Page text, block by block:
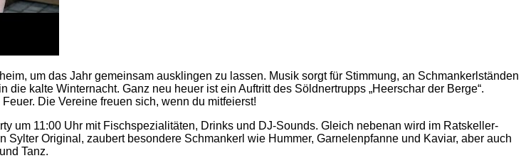
um das Jahr gemeinsam ausklingen zu lassen. Musik sorgt für Stimmung, an Schmankerlständen
kalte Winternacht. Ganz neu heuer ist ein Auftritt des Söldnertrupps „Heerschar der Berge“.
Die Vereine freuen sich, wenn du mitfeierst!
um 11:00 Uhr mit Fischspezialitäten, Drinks und DJ-Sounds. Gleich nebenan wird im Ratskeller-
Original, zaubert besondere Schmankerl wie Hummer, Garnelenpfanne und Kaviar, aber auch
Tanz.